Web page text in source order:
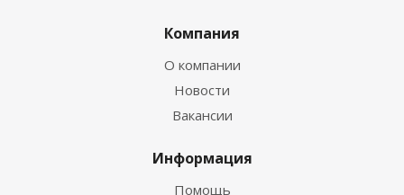
Компания
О компании
Новости
Вакансии
Информация
Помощь